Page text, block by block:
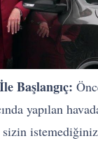
Başlangıç:
yapılan